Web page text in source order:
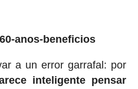
a un error garrafal: por
inteligente pensar